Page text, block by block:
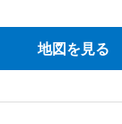
地図を見る